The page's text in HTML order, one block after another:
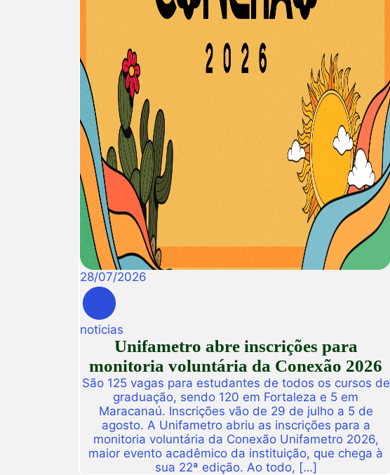
28/07/2026
noticias
Unifametro abre inscrições para
monitoria voluntária da Conexão 2026
São 125 vagas para estudantes de todos os cursos de
graduação, sendo 120 em Fortaleza e 5 em
Maracanaú. Inscrições vão de 29 de julho a 5 de
agosto. A Unifametro abriu as inscrições para a
monitoria voluntária da Conexão Unifametro 2026,
maior evento acadêmico da instituição, que chega à
sua 22ª edição. Ao todo, […]